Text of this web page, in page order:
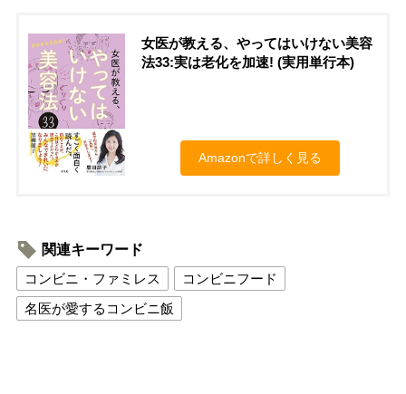
女医が教える、やってはいけない美容
法33:実は老化を加速! (実用単行本)
Amazonで詳しく見る
関連キーワード
コンビニ・ファミレス
コンビニフード
名医が愛するコンビニ飯